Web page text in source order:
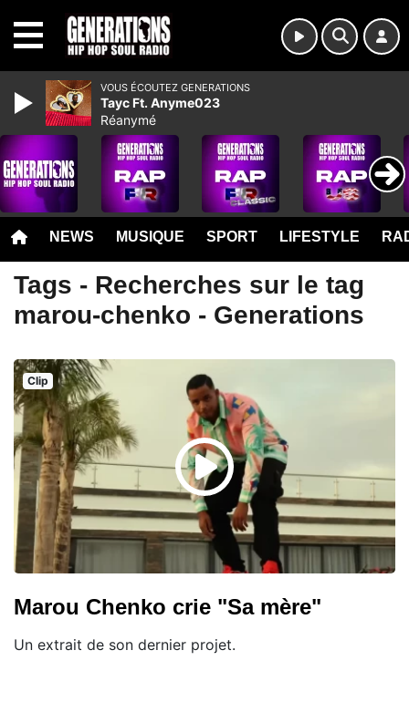
NEWS MUSIQUE SPORT LIFESTYLE
Tags - Recherches sur le tag
marou-chenko - Generations
Clip
Marou Chenko crie "Sa mère"
Un extrait de son dernier projet.
VOUS ÉCOUTEZ GENERATIONS
Tayc Ft. Anyme023
Réanymé